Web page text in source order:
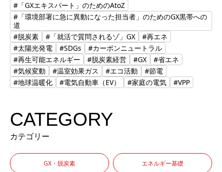
#「GXエキスパート」のためのAtoZ
#「環境部署に急に異動になった担当者」のためのGX黒帯への
道
#脱炭素
#「就活で質問されるゾ」GX
#再エネ
#太陽光発電
#SDGs
#カーボンニュートラル
#再生可能エネルギー
#脱炭素経営 #GX
#省エネ
#気候変動
#温室効果ガス #エコ活動
#節電
#地球温暖化
#電気自動車（EV） #家庭の電気 #VPP
CATEGORY
カテゴリー
GX・脱炭素 エネルギー基礎